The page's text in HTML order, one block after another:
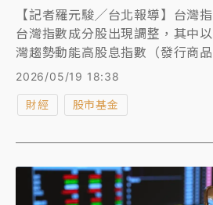
【記者羅元駿╱台北報導】台灣
台灣指數成分股出現調整，其中
灣趨勢動能高股息指數（發行商
ETF，00944）成分股24進、24
2026/05/19 18:38
財經 股市基金